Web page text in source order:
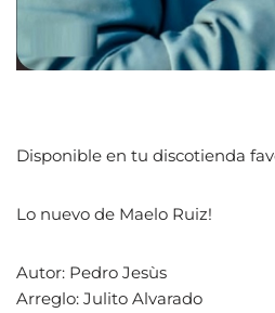
Disponible en tu discotienda
Lo nuevo de Maelo Ruiz!
Autor: Pedro Jesùs
Arreglo: Julito Alvarado